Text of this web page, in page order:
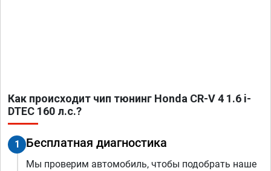
Как происходит чип тюнинг Honda CR-V 4 1.6 i-
DTEC 160 л.с.?
1 Бесплатная диагностика
Мы проверим автомобиль, чтобы подобрать наше